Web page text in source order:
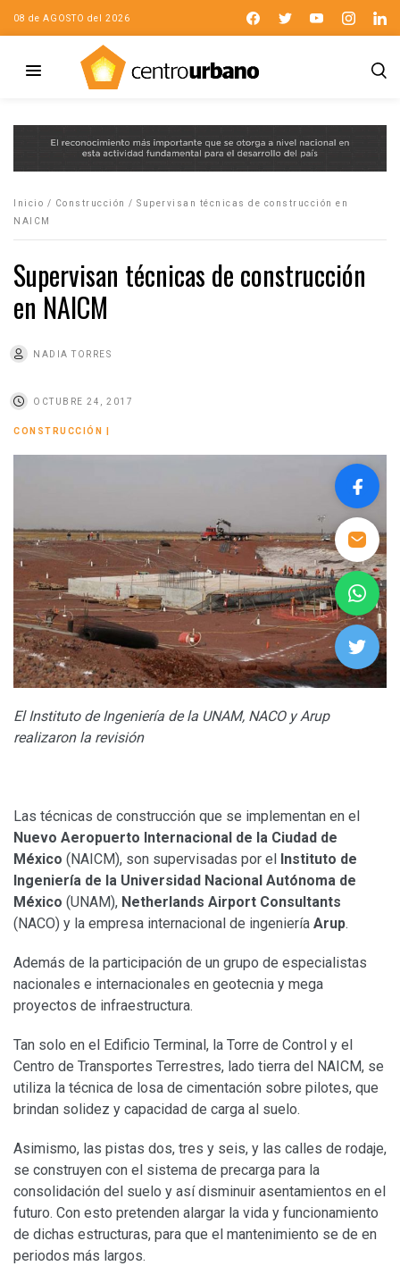
08 de AGOSTO del 2026
Inicio / Construcción / Supervisan técnicas de construcción en
NAICM
Supervisan técnicas de construcción
en NAICM
NADIA TORRES
OCTUBRE 24, 2017
CONSTRUCCIÓN
El Instituto de Ingeniería de la UNAM, NACO y Arup
realizaron la revisión
Las técnicas de construcción que se implementan en el
Nuevo Aeropuerto Internacional de la Ciudad de
México (NAICM), son supervisadas por el
Instituto de
Ingeniería de la Universidad Nacional Autónoma de
México (UNAM), Netherlands Airport Consultants
(NACO) y la empresa internacional de ingeniería Arup.
Además de la participación de un grupo de especialistas
nacionales e internacionales en geotecnia y mega
proyectos de infraestructura.
Tan solo en el Edificio Terminal, la Torre de Control y el
Centro de Transportes Terrestres, lado tierra del NAICM, se
utiliza la técnica de losa de cimentación sobre pilotes, que
brindan solidez y capacidad de carga al suelo.
Asimismo, las pistas dos, tres y seis, y las calles de rodaje,
se construyen con el sistema de precarga para la
consolidación del suelo y así disminuir asentamientos en el
futuro. Con esto pretenden alargar la vida y funcionamiento
de dichas estructuras, para que el mantenimiento se de en
periodos más largos.